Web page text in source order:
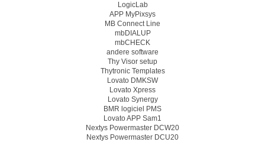
LogicLab
APP MyPixsys
MB Connect Line
mbDIALUP
mbCHECK
andere software
Thy Visor setup
Thytronic Templates
Lovato DMKSW
Lovato Xpress
Lovato Synergy
BMR logiciel PMS
Lovato APP Sam1
Nextys Powermaster DCW20
Nextys Powermaster DCU20